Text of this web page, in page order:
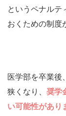
というペナルテ
おくための制度
医学部を卒業後
狭くなり、 奨学
い可能性があり